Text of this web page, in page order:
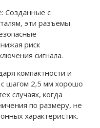
Созданные с
эти разъемы
риск
сигнала.
компактности и
с шагом 2,5 мм хорошо
случаях, когда
по размеру, не
характеристик.